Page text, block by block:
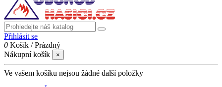
Přihlásit se
0 Košík /Prázdný
Nákupní košík
×
Ve vašem košíku nejsou žádné další položky